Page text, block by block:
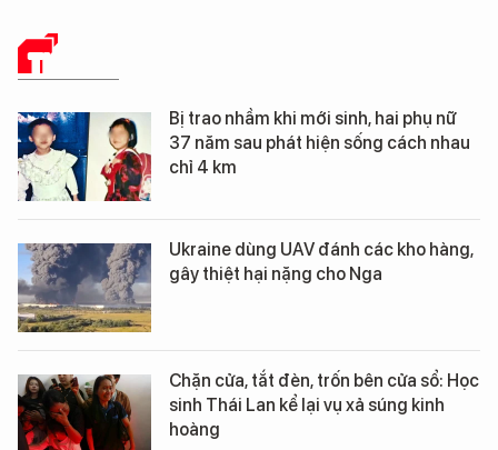
THẾ GIỚI
Bị trao nhầm khi mới sinh, hai phụ nữ
37 năm sau phát hiện sống cách nhau
chỉ 4 km
Ukraine dùng UAV đánh các kho hàng,
gây thiệt hại nặng cho Nga
Chặn cửa, tắt đèn, trốn bên cửa sổ: Học
sinh Thái Lan kể lại vụ xả súng kinh
hoàng